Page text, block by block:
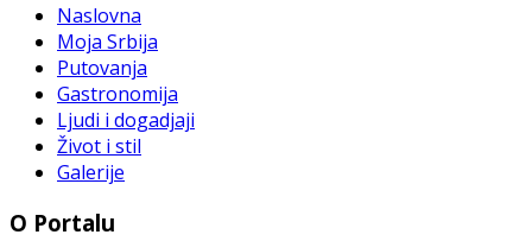
Naslovna
Moja Srbija
Putovanja
Gastronomija
Ljudi i dogadjaji
Život i stil
Galerije
O Portalu